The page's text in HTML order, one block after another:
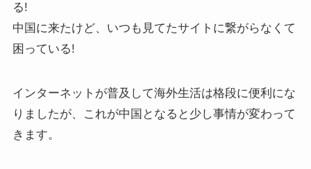
る!
中国に来たけど、いつも見てたサイトに繋がらなくて
困っている!
インターネットが普及して海外生活は格段に便利にな
りましたが、これが中国となると少し事情が変わって
きます。